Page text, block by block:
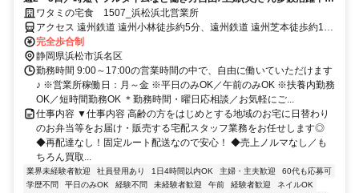
サポート体制バッチリなのでお子さんの行事でのお休みなども取りやす
い◎
ワタミの宅食 1507_浜松浜北営業所
アクセス 遠州鉄道 遠州小林徒歩約5分、遠州鉄道 遠州芝本徒歩約18
分、遠州鉄道 美薗中央公園徒歩約20分
完全歩合制
静岡県浜松市浜名区
勤務時間 9:00～17:00の営業時間の中で、自由に働いていただけます
♪ ※営業所稼働日：月～金 ※平日のみOK／午前のみOK ※扶養内勤務
OK／短時間勤務OK ＊勤務時間・曜日応相談／お気軽にご...
仕事内容 ▼仕事内容 高齢の方をはじめとする地域のお宅に日替わり
のお弁当等をお届け・販売する宅配スタッフ業務をお任せします◎
◆再配達なし！固定ルート配送なので安心！ ◆売上ノルマなし／も
ちろん買取...
業界未経験者歓迎 社員登用あり 1日4時間以内OK 主婦・主夫歓迎
60代も応募可
学歴不問
平日のみOK 経験不問 未経験者歓迎 午前 経験者歓迎
ネイルOK